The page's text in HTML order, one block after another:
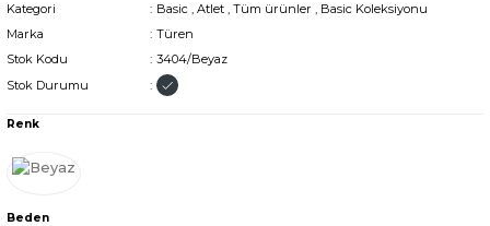
Kategori Basic , Atlet , Tüm ürünler , Basic Koleksiyonu
Marka
Türen
Stok Kodu
3404/Beyaz
Stok Durumu
Renk
Beden